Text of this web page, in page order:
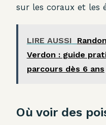
sur les coraux et les
LIRE AUSSI
Verdon : guide
parcours dès 6 ans
Où voir des